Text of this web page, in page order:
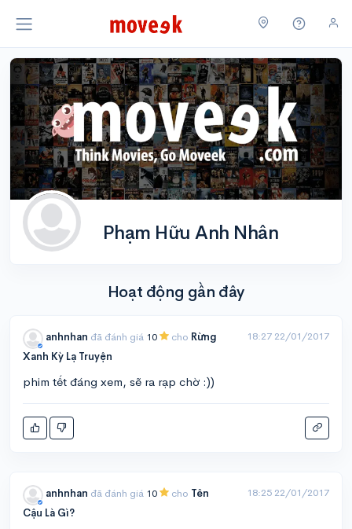
Phạm Hữu Anh Nhân
Hoạt động gần đây
anhnhan đã đánh giá 10 cho Rừng
Xanh Kỳ Lạ Truyện
18:27 22/01/2017
phim tết đáng xem, sẽ ra rạp chờ :))
anhnhan đã đánh giá 10 cho Tên
Cậu Là Gì?
18:25 22/01/2017